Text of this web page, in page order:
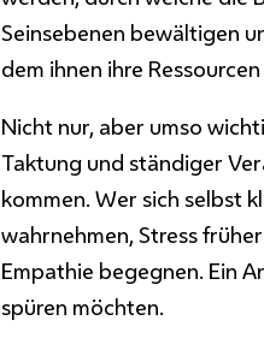
Seinsebenen bewältigen
dem ihnen ihre
Nicht nur, aber umso
Taktung und ständiger
kommen. Wer sich selbst
wahrnehmen, Stress
Empathie begegnen. Ein
spüren möchten.